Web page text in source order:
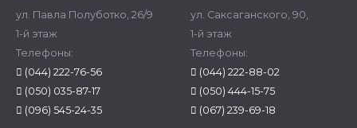
ул. Павла Полуботко, 26/9
1-й этаж
Телефоны:
(044) 222-76-56
(050) 035-87-17
(096) 545-24-35
ул. Саксаганского, 90,
1-й этаж
Телефоны:
(044) 222-88-02
(050) 444-15-75
(067) 239-69-18